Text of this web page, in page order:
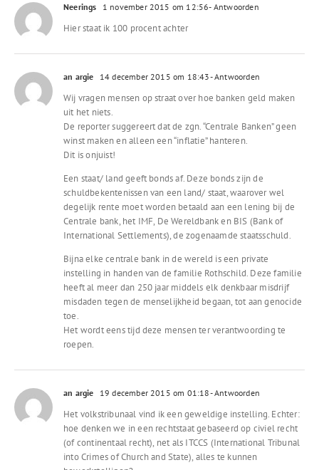
Neerings 1 november 2015 om 12:56- Antwoorden
Hier staat ik 100 procent achter
an argie 14 december 2015 om 18:43- Antwoorden
Wij vragen mensen op straat over hoe banken geld maken
uit het niets.
De reporter suggereert dat de zgn. “Centrale Banken” geen
winst maken en alleen een “inflatie” hanteren.
Dit is onjuist!
Een staat/ land geeft bonds af. Deze bonds zijn de
schuldbekentenissen van een land/ staat, waarover wel
degelijk rente moet worden betaald aan een lening bij de
Centrale bank, het IMF, De Wereldbank en BIS (Bank of
International Settlements), de zogenaamde staatsschuld.
Bijna elke centrale bank in de wereld is een private
instelling in handen van de familie Rothschild. Deze familie
heeft al meer dan 250 jaar middels elk denkbaar misdrijf
misdaden tegen de menselijkheid begaan, tot aan genocide
toe.
Het wordt eens tijd deze mensen ter verantwoording te
roepen.
an argie 19 december 2015 om 01:18- Antwoorden
Het volkstribunaal vind ik een geweldige instelling. Echter:
hoe denken we in een rechtstaat gebaseerd op civiel recht
(of continentaal recht), net als ITCCS (International Tribunal
into Crimes of Church and State), alles te kunnen